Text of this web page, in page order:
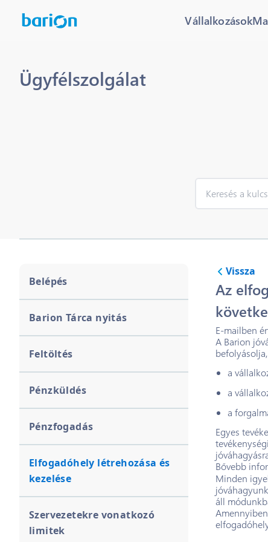
Vállalkozások
Ügyfélszolgálat
Belépés
Barion Tárca nyitás
Feltöltés
Pénzküldés
Pénzfogadás
Elfogadóhely létrehozása és
kezelése
Szervezetekre vonatkozó
limitek
Vissza
Az
E-mailben
A Barion
a
a
a
Egyes
Bővebb
Minden
áll